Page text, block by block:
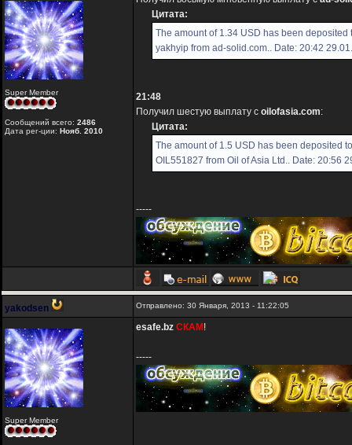
Super Member
Сообщений всего: 2486
Дата рег-ции: Нояб. 2010
Цитата:
The amount of 1.34 USD has been
yakhyip from ad-solid.com.. Date: 20:42
21:48
Получил шестую выплату с oilofasia.com:
Цитата:
The amount of 1.5 USD has been deposited
OIL551827 from Oil of Asia Ltd.. Date: 20:56
-----
yakodsen Отправлено: 30 Января, 2013 - 11:22:05
Super Member
esafe.bz СКАМ !
-----